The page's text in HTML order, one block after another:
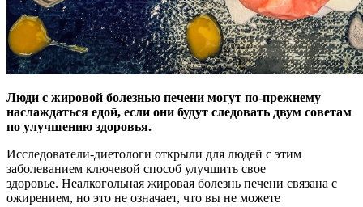
Люди с жировой болезнью печени могут по-прежнему
наслаждаться едой, если они будут следовать двум советам
по улучшению здоровья.
Исследователи-диетологи открыли для людей с этим
заболеванием ключевой способ улучшить свое
здоровье. Неалкогольная жировая болезнь печени связана с
ожирением, но это не означает, что вы не можете